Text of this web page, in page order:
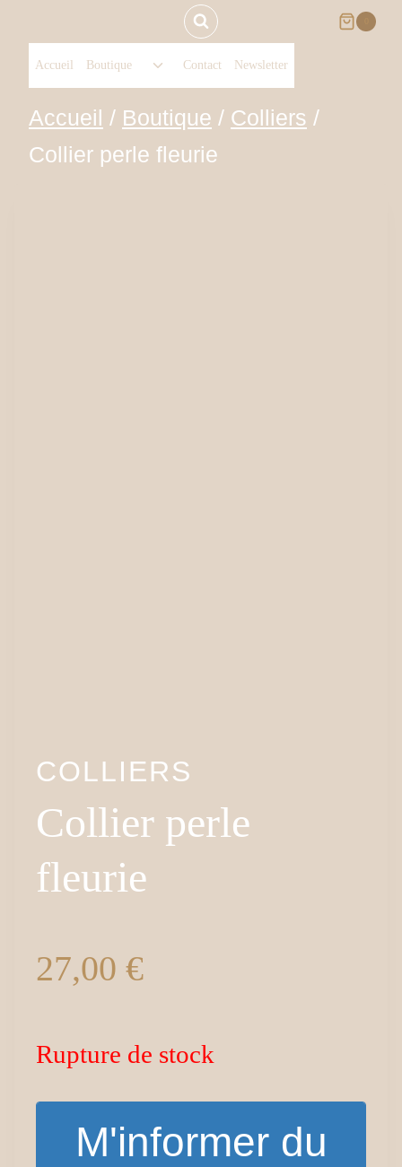
contenu
Accueil Boutique
Ouvrir/fermer
enfant
Contact Newsletter
Accueil / Boutique / Colliers /
Collier perle fleurie
COLLIERS
Collier perle
fleurie
27,00 €
Rupture de stock
M'informer du